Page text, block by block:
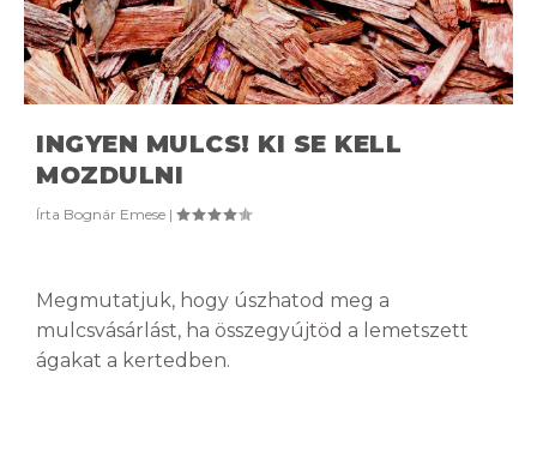
INGYEN MULCS! KI SE KELL
MOZDULNI
Írta Bognár Emese |
Megmutatjuk, hogy úszhatod meg a
mulcsvásárlást, ha összegyújtöd a lemetszett
ágakat a kertedben.